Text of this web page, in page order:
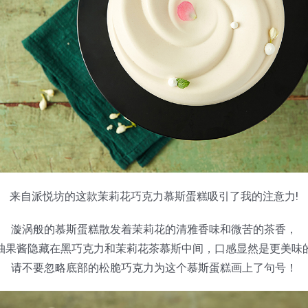
来自派悦坊的这款茉莉花巧克力慕斯蛋糕吸引了我的注意力!
漩涡般的慕斯蛋糕散发着茉莉花的清雅香味和微苦的茶香，
果酱隐藏在黑巧克力和茉莉花茶慕斯中间，口感显然是更美味
请不要忽略底部的松脆巧克力为这个慕斯蛋糕画上了句号！